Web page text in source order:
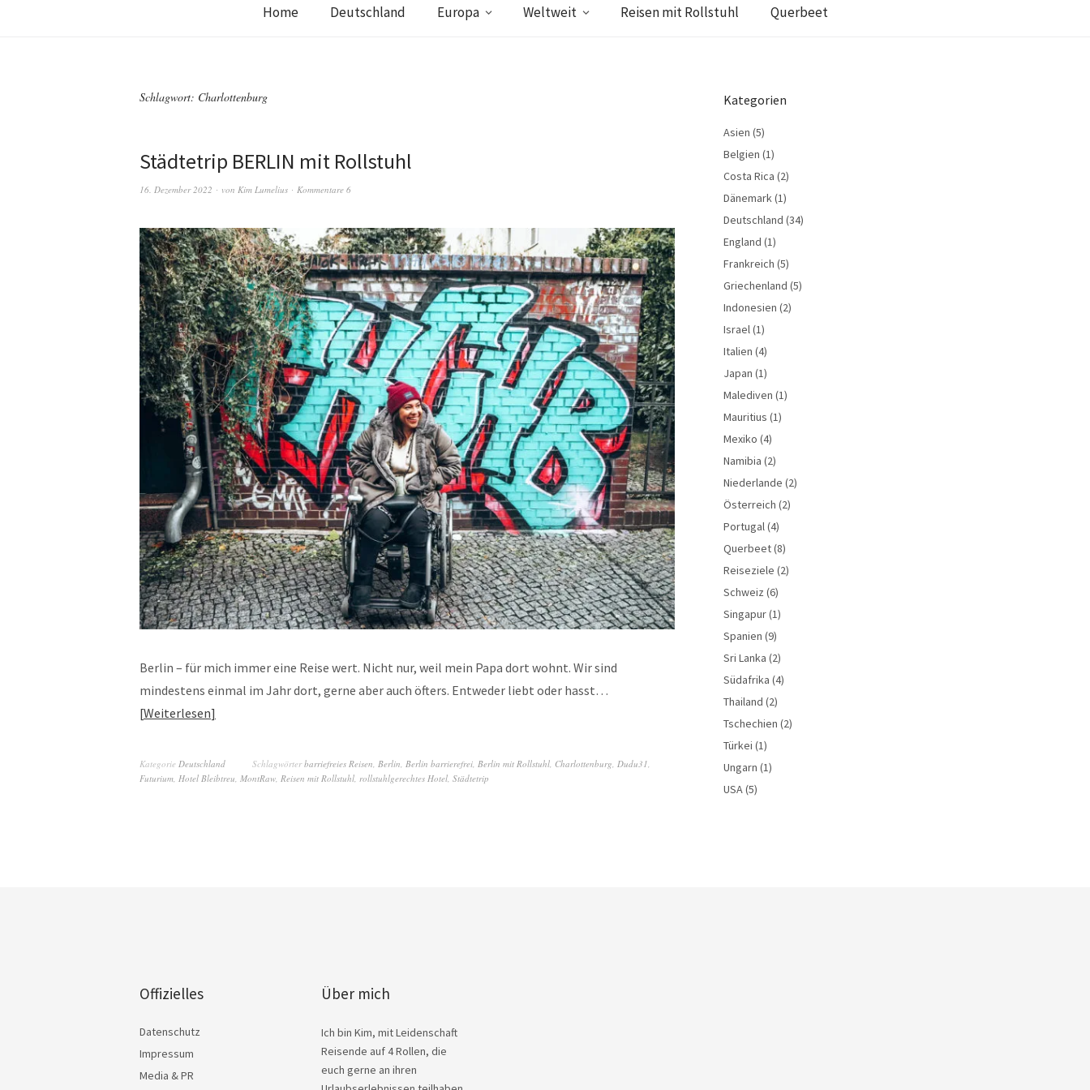
Home Deutschland Europa Weltweit Reisen mit Rollstuhl Querbeet
Schlagwort: Charlottenburg
Städtetrip BERLIN mit Rollstuhl
16. Dezember 2022 von Kim Lumelius Kommentare 6
Berlin – für mich immer eine Reise wert. Nicht nur, weil mein Papa dort wohnt. Wir sind
mindestens einmal im Jahr dort, gerne aber auch öfters. Entweder liebt oder hasst…
Weiterlesen
Kategorie Deutschland Schlagwörterbarriefreies Reisen, Berlin, Berlin barrierefrei, Berlin mit Rollstuhl, Charlottenburg, Dudu31,
Futurium, Hotel Bleibtreu, MontRaw, Reisen mit Rollstuhl, rollstuhlgerechtes Hotel, Städtetrip
Kategorien
Asien (5)
Belgien (1)
Costa Rica (2)
Dänemark(1)
Deutschland (34)
England (1)
Frankreich (5)
Griechenland (5)
Indonesien (2)
Israel(1)
Italien (4)
Japan (1)
Malediven (1)
Mauritius (1)
Mexiko (4)
Namibia (2)
Niederlande (2)
Österreich (2)
Portugal(4)
Querbeet(8)
Reiseziele (2)
Schweiz (6)
Singapur(1)
Spanien (9)
Sri Lanka (2)
Südafrika (4)
Thailand (2)
Tschechien (2)
Türkei (1)
Ungarn (1)
USA(5)
Offizielles
Datenschutz
Impressum
Media & PR
Über mich
Ich bin Kim, mit Leidenschaft
Reisende auf 4 Rollen, die
euch gerne an ihren